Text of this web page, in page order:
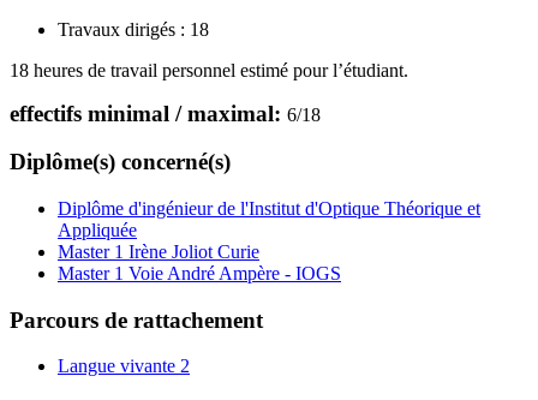
Travaux dirigés : 18
18 heures de travail personnel estimé pour l’étudiant.
effectifs minimal / maximal: 6/18
Diplôme(s) concerné(s)
Diplôme d'ingénieur de l'Institut d'Optique Théorique et
Appliquée
Master 1 Irène Joliot Curie
Master 1 Voie André Ampère - IOGS
Parcours de rattachement
Langue vivante 2